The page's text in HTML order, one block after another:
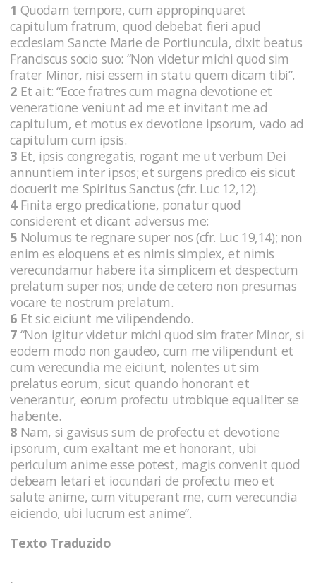
1 Quodam tempore, cum appropinquaret
capitulum fratrum, quod debebat fieri apud
ecclesiam Sancte Marie de Portiuncula, dixit beatus
Franciscus socio suo: “Non videtur michi quod sim
frater Minor, nisi essem in statu quem dicam tibi”.
2 Et ait: “Ecce fratres cum magna devotione et
veneratione veniunt ad me et invitant me ad
capitulum, et motus ex devotione ipsorum, vado ad
capitulum cum ipsis.
3 Et, ipsis congregatis, rogant me ut verbum Dei
annuntiem inter ipsos; et surgens predico eis sicut
docuerit me Spiritus Sanctus (cfr. Luc 12,12).
4Finita ergo predicatione, ponatur quod
considerent et dicant adversus me:
5 Nolumus te regnare super nos (cfr. Luc 19,14); non
enim es eloquens et es nimis simplex, et nimis
verecundamur habere ita simplicem et despectum
prelatum super nos; unde de cetero non presumas
vocare te nostrum prelatum.
6 Et sic eiciunt me vilipendendo.
7 “Non igitur videtur michi quod sim frater Minor, si
eodem modo non gaudeo, cum me vilipendunt et
cum verecundia me eiciunt, nolentes ut sim
prelatus eorum, sicut quando honorant et
venerantur, eorum profectu utrobique equaliter se
habente.
8 Nam, si gavisus sum de profectu et devotione
ipsorum, cum exaltant me et honorant, ubi
periculum anime esse potest, magis convenit quod
debeam letari et iocundari de profectu meo et
salute anime, cum vituperant me, cum verecundia
eiciendo, ubi lucrum est anime”.
Texto Traduzido
.